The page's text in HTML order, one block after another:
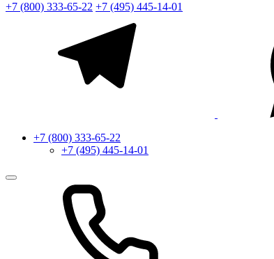
+7 (800) 333-65-22 +7 (495) 445-14-01
+7 (800) 333-65-22
+7 (495) 445-14-01